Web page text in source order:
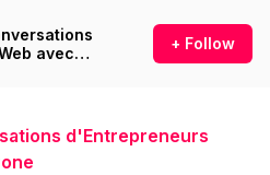
avec
+ Follow
d'Entrepreneurs